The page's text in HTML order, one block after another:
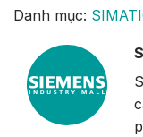
Danh mục: